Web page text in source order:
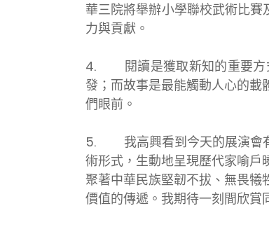
華三院將舉辦小學聯校武術比
力與貢獻。
4. 閱讀是獲取新知的重要方式
發；而故事是最能觸動人心的
們眼前。
5. 我高興看到今天的展演會有
術形式，生動地呈現歷代家喻
聚著中華民族堅韌不拔、無畏
價值的傳遞。我期待一刻間欣賞